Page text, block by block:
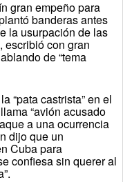
gran empeño para
banderas antes
la usurpación de las
escribió con gran
de “tema
“pata castrista” en el
“avión acusado
a una ocurrencia
dijo que un
Cuba para
confiesa sin querer al